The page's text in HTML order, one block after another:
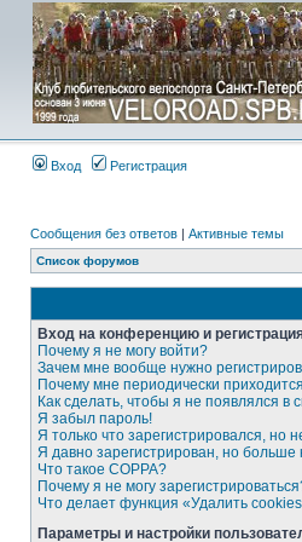
Вход Регистрация
Сообщения без ответов | Активные темы
Список форумов
Вход на конференцию и
Почему я не могу войти?
Зачем мне вообще нужно
Почему мне периодически
Как сделать, чтобы я не появлялся в
Я забыл пароль!
Я только что зарегистрировался, но
Я давно зарегистрирован, но больше
Что такое COPPA?
Почему я не могу
Что делает функция «Удалить
Параметры и настройки